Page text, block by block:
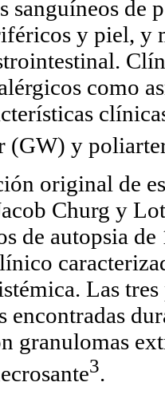
sanguíneos de
y piel, y
como
(GW) y
original de
Churg y
de autopsia
Las
encontradas
granulomas
3.